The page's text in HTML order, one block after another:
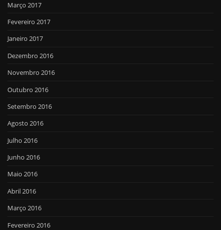
Março 2017
Fevereiro 2017
Janeiro 2017
Dezembro 2016
Novembro 2016
Outubro 2016
Setembro 2016
Agosto 2016
Julho 2016
Junho 2016
Maio 2016
Abril 2016
Março 2016
Fevereiro 2016